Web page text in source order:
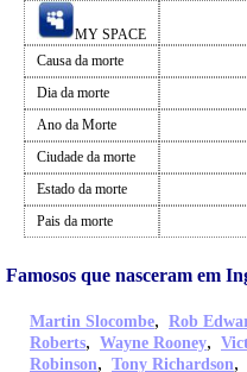
MY SPACE
Causa da morte
Dia da morte
Ano da Morte
Ciudade da morte
Estado da morte
Pais da morte
Famosos que nasceram em
Martin Slocombe, Rob
Roberts, Wayne Rooney,
Robinson, Tony Richardson,